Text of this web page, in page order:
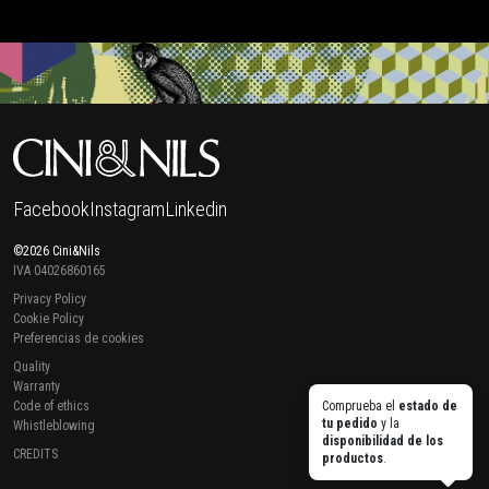
Comprueba el estado de
tu pedido y la
disponibilidad de los
productos.
FacebookInstagramLinkedin
©2026 Cini&Nils
IVA 04026860165
Privacy Policy
Cookie Policy
Preferencias de cookies
Quality
Warranty
Code of ethics
Whistleblowing
CREDITS